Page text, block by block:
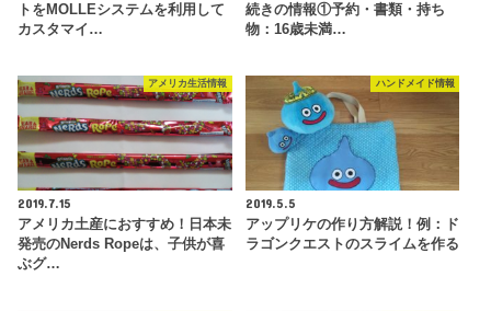
トをMOLLEシステムを利用して
カスタマイ…
続きの情報①予約・書類・持ち
物：16歳未満…
アメリカ生活情報
2019.7.15
アメリカ土産におすすめ！日本未
発売のNerds Ropeは、子供が喜
ぶグ…
ハンドメイド情報
2019.5.5
アップリケの作り方解説！例：ド
ラゴンクエストのスライムを作る